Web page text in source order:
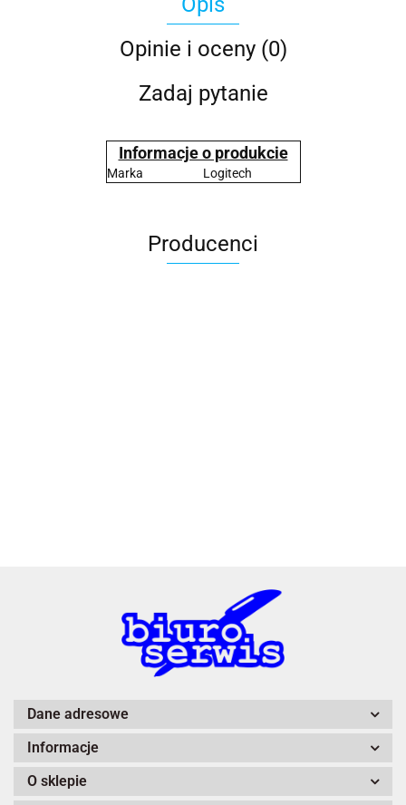
Opinie i oceny (0)
Zadaj pytanie
Informacje o produkcie
Marka Logitech
Producenci
A4 Tech
Dane adresowe
Informacje
O sklepie